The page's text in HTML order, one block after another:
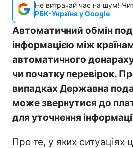
Не витрачай час на шум!
РБК-Україна у Google
Автоматичний обмін
інформацією між
автоматичного
чи початку перевірок.
випадках Державна
може звернутися до
для уточнення
Про те, у яких ситуаціях